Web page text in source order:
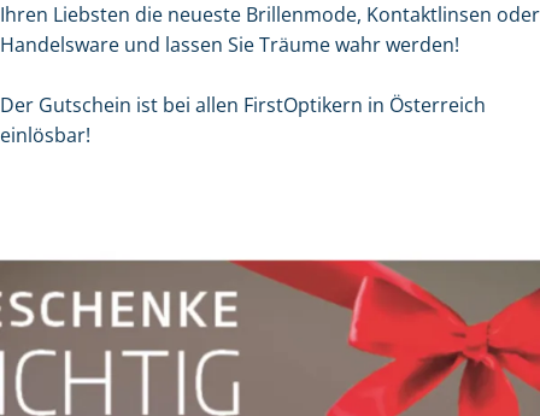
Ihren Liebsten die neueste Brillenmode, Kontaktlinsen oder
Handelsware und lassen Sie Träume wahr werden!
Der Gutschein ist bei allen FirstOptikern in Österreich
einlösbar!